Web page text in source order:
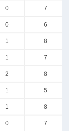
0
7
0
6
1
8
1
7
2
8
1
5
1
8
0
7